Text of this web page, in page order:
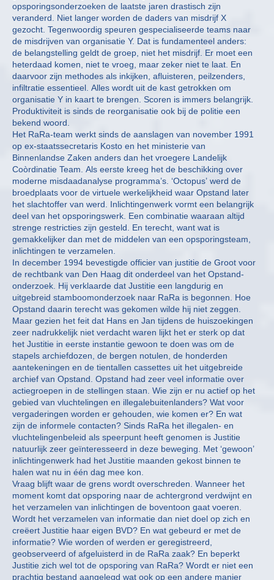
opsporingsonderzoeken de laatste jaren drastisch zijn
veranderd. Niet langer worden de daders van misdrijf X
gezocht. Tegenwoordig speuren gespecialiseerde teams naar
de misdrijven van organisatie Y. Dat is fundamenteel anders:
de belangstelling geldt de groep, niet het misdrijf. Er moet een
heterdaad komen, niet te vroeg, maar zeker niet te laat. En
daarvoor zijn methodes als inkijken, afluisteren, peilzenders,
infiltratie essentieel. Alles wordt uit de kast getrokken om
organisatie Y in kaart te brengen. Scoren is immers belangrijk.
Produktiviteit is sinds de reorganisatie ook bij de politie een
bekend woord.
Het RaRa-team werkt sinds de aanslagen van november 1991
op ex-staatssecretaris Kosto en het ministerie van
Binnenlandse Zaken anders dan het vroegere Landelijk
Coòrdinatie Team. Als eerste kreeg het de beschikking over
moderne misdaadanalyse programma’s. ‘Octopus’ werd de
broedplaats voor de virtuele werkelijkheid waar Opstand later
het slachtoffer van werd. Inlichtingenwerk vormt een belangrijk
deel van het opsporingswerk. Een combinatie waaraan altijd
strenge restricties zijn gesteld. En terecht, want wat is
gemakkelijker dan met de middelen van een opsporingsteam,
inlichtingen te verzamelen.
In december 1994 bevestigde officier van justitie de Groot voor
de rechtbank van Den Haag dit onderdeel van het Opstand-
onderzoek. Hij verklaarde dat Justitie een langdurig en
uitgebreid stamboomonderzoek naar RaRa is begonnen. Hoe
Opstand daarin terecht was gekomen wilde hij niet zeggen.
Maar gezien het feit dat Hans en Jan tijdens de huiszoekingen
zeer nadrukkelijk niet verdacht waren lijkt het er sterk op dat
het Justitie in eerste instantie gewoon te doen was om de
stapels archiefdozen, de bergen notulen, de honderden
aantekeningen en de tientallen cassettes uit het uitgebreide
archief van Opstand. Opstand had zeer veel informatie over
actiegroepen in de stellingen staan. Wie zijn er nu actief op het
gebied van vluchtelingen en illegalebuitenlanders? Wat voor
vergaderingen worden er gehouden, wie komen er? En wat
zijn de informele contacten? Sinds RaRa het illegalen- en
vluchtelingenbeleid als speerpunt heeft genomen is Justitie
natuurlijk zeer geïnteresseerd in deze beweging. Met ‘gewoon’
inlichtingenwerk had het Justitie maanden gekost binnen te
halen wat nu in één dag mee kon.
Vraag blijft waar de grens wordt overschreden. Wanneer het
moment komt dat opsporing naar de achtergrond verdwijnt en
het verzamelen van inlichtingen de boventoon gaat voeren.
Wordt het verzamelen van informatie dan niet doel op zich en
creëert Justitie haar eigen BVD? En wat gebeurd er met de
informatie? Wie worden of werden er geregistreerd,
geobserveerd of afgeluisterd in de RaRa zaak? En beperkt
Justitie zich wel tot de opsporing van RaRa? Wordt er niet een
prachtig bestand aangelegd wat ook op een andere manier